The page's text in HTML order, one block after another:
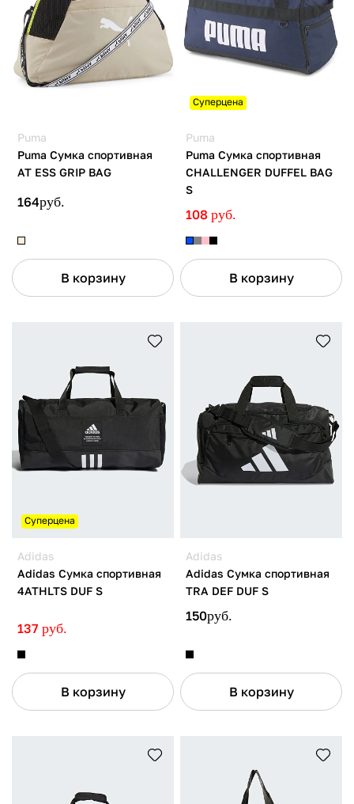
Puma
Puma Сумка спортивная
AT ESS GRIP BAG
164руб.
В корзину
Суперцена
Puma
Puma Сумка спортивная
CHALLENGER DUFFEL BAG
S
108 руб.
В корзину
Суперцена
Adidas
Adidas Сумка спортивная
4ATHLTS DUF S
137 руб.
В корзину
Adidas
Adidas Сумка спортивная
TRA DEF DUF S
150руб.
В корзину